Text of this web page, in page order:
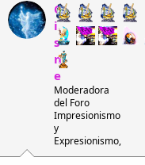
C
i
s
n
e
Moderadora
del Foro
Impresionismo
y
Expresionismo,